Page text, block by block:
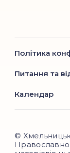
Політика
Питання та
Календар
©